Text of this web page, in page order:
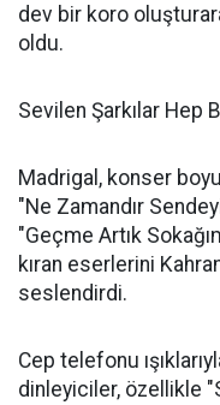
dev bir koro
oldu.
Sevilen Şarkılar Hep
Madrigal, konser
"Ne Zamandır
"Geçme Artık
kıran eserlerini
seslendirdi.
Cep telefonu
dinleyiciler, özellikle